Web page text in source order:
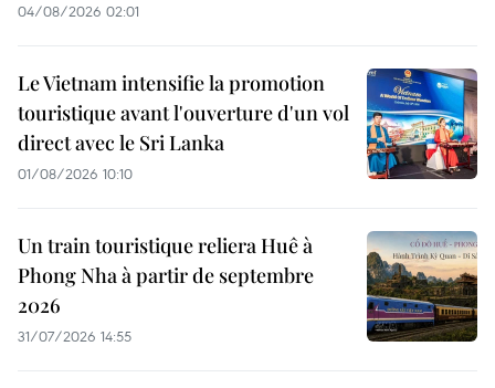
04/08/2026 02:01
Le Vietnam intensifie la promotion
touristique avant l'ouverture d'un vol
direct avec le Sri Lanka
01/08/2026 10:10
Un train touristique reliera Huê à
Phong Nha à partir de septembre
2026
31/07/2026 14:55